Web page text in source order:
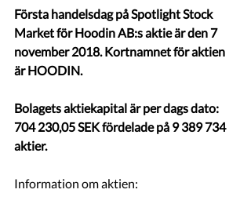
Första handelsdag på Spotlight Stock
Market för Hoodin AB:s aktie är den 7
november 2018. Kortnamnet för aktien
är HOODIN.
Bolagets aktiekapital är per dags dato:
704 230,05 SEK fördelade på 9 389 734
aktier.
Information om aktien: